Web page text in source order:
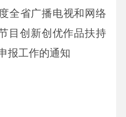
全省广播电视和网络
目创新创优作品扶持
报工作的通知